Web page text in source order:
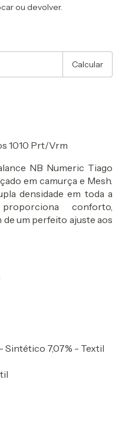
ou devolver.
Calcular
1010 Prt/Vrm
NB Numeric Tiago
em camurça e Mesh.
densidade em toda a
conforto,
um perfeito ajuste aos
Sintético 7,07% - Textil